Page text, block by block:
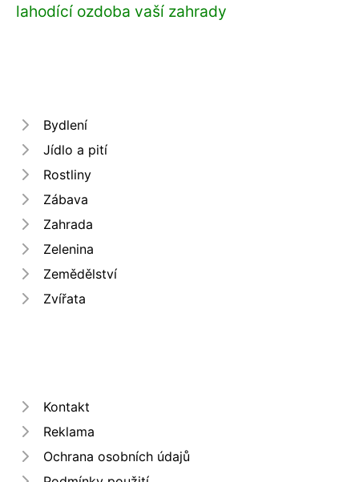
lahodící ozdoba vaší zahrady
Bydlení
Jídlo a pití
Rostliny
Zábava
Zahrada
Zelenina
Zemědělství
Zvířata
Kontakt
Reklama
Ochrana osobních údajů